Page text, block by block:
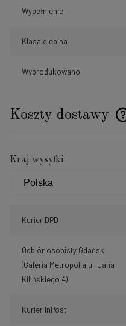
Wypełnienie
Klasa cieplna
Wyprodukowano
Koszty dostawy
Cena nie zawiera
Kraj wysyłki:
Kurier DPD
Odbiór osobisty Gdańsk
(Galeria Metropolia ul. Jana
Kilińskiego 4)
Kurier InPost